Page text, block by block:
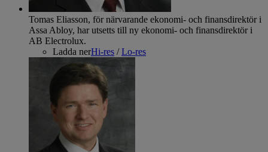
Tomas Eliasson, för närvarande ekonomi- och finansdirektör i
Assa Abloy, har utsetts till ny ekonomi- och finansdirektör i
AB Electrolux.
Ladda nerHi-res /Lo-res